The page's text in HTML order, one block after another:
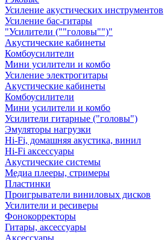
Усиление акустических инструментов
Усиление бас-гитары
"Усилители (""головы"")"
Акустические кабинеты
Комбоусилители
Мини усилители и комбо
Усиление электрогитары
Акустические кабинеты
Комбоусилители
Мини усилители и комбо
Усилители гитарные ("головы")
Эмуляторы нагрузки
Hi-Fi, домашняя акустика, винил
Hi-Fi аксессуары
Акустические системы
Медиа плееры, стримеры
Пластинки
Проигрыватели виниловых дисков
Усилители и ресиверы
Фонокорректоры
Гитары, аксессуары
Аксессуары